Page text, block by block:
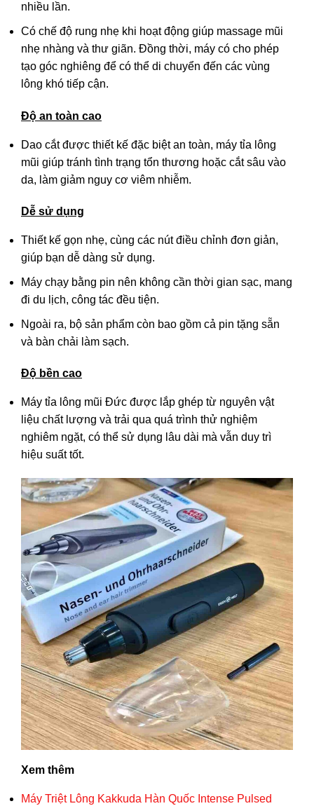
nhiều lần.
Có chế độ rung nhẹ khi hoạt động giúp massage mũi
nhẹ nhàng và thư giãn. Đồng thời, máy có cho phép
tạo góc nghiêng để có thể di chuyển đến các vùng
lông khó tiếp cận.
Độ an toàn cao
Dao cắt được thiết kế đặc biệt an toàn, máy tỉa lông
mũi giúp tránh tình trạng tổn thương hoặc cắt sâu vào
da, làm giảm nguy cơ viêm nhiễm.
Dễ sử dụng
Thiết kế gọn nhẹ, cùng các nút điều chỉnh đơn giản,
giúp bạn dễ dàng sử dụng.
Máy chạy bằng pin nên không cần thời gian sạc, mang
đi du lịch, công tác đều tiện.
Ngoài ra, bộ sản phẩm còn bao gồm cả pin tặng sẵn
và bàn chải làm sạch.
Độ bền cao
Máy tỉa lông mũi Đức được lắp ghép từ nguyên vật
liệu chất lượng và trải qua quá trình thử nghiệm
nghiêm ngặt, có thể sử dụng lâu dài mà vẫn duy trì
hiệu suất tốt.
Xem thêm
Máy Triệt Lông Kakkuda Hàn Quốc Intense Pulsed